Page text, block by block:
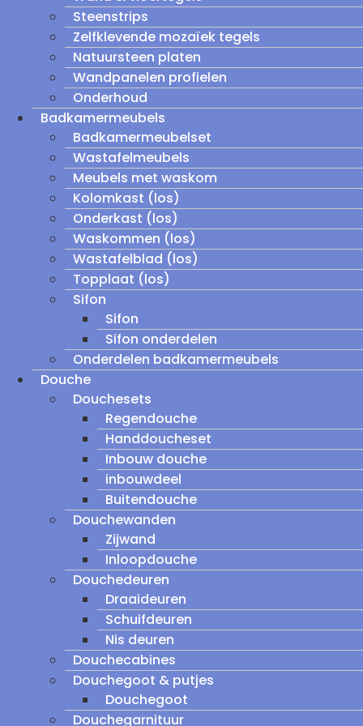
Steenstrips
Zelfklevende mozaïek tegels
Natuursteen platen
Wandpanelen profielen
Onderhoud
Badkamermeubels
Badkamermeubelset
Wastafelmeubels
Meubels met waskom
Kolomkast (los)
Onderkast (los)
Waskommen (los)
Wastafelblad (los)
Topplaat (los)
Sifon
Sifon
Sifon onderdelen
Onderdelen badkamermeubels
Douche
Douchesets
Regendouche
Handdoucheset
Inbouw douche
inbouwdeel
Buitendouche
Douchewanden
Zijwand
Inloopdouche
Douchedeuren
Draaideuren
Schuifdeuren
Nis deuren
Douchecabines
Douchegoot & putjes
Douchegoot
Douchegarnituur